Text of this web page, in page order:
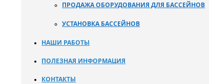
ПРОДАЖА ОБОРУДОВАНИЯ ДЛЯ БАССЕЙНОВ
УСТАНОВКА БАССЕЙНОВ
НАШИ РАБОТЫ
ПОЛЕЗНАЯ ИНФОРМАЦИЯ
КОНТАКТЫ